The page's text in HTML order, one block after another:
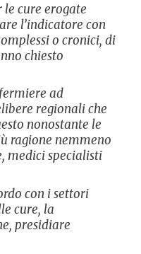
cure erogate
l’indicatore con
o cronici, di
chiesto
ad
regionali che
nonostante le
ragione nemmeno
medici specialisti
con i settori
cure, la
presidiare